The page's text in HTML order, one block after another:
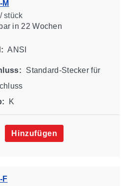
M
stück
in 22 Wochen
ANSI
Standard-Stecker für
K
Hinzufügen
F